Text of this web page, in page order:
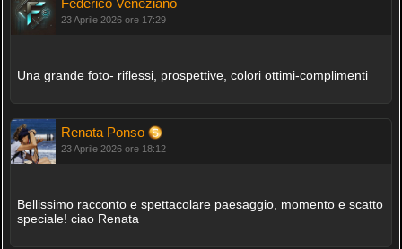
Federico Veneziano
23 Aprile 2026 ore 17:29
Una grande foto- riflessi, prospettive, colori ottimi-complimenti
Renata Ponso
23 Aprile 2026 ore 18:12
Bellissimo racconto e spettacolare paesaggio, momento e scatto
speciale! ciao Renata